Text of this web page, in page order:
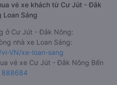
vé xe khách từ Cư Jút - Đắk
Loan Sáng
ở Cư Jút - Đắk Nông:
nhà xe Loan Sáng:
VN/xe-loan-sang
vé xe Cư Jút - Đắk Nông Bến
888684